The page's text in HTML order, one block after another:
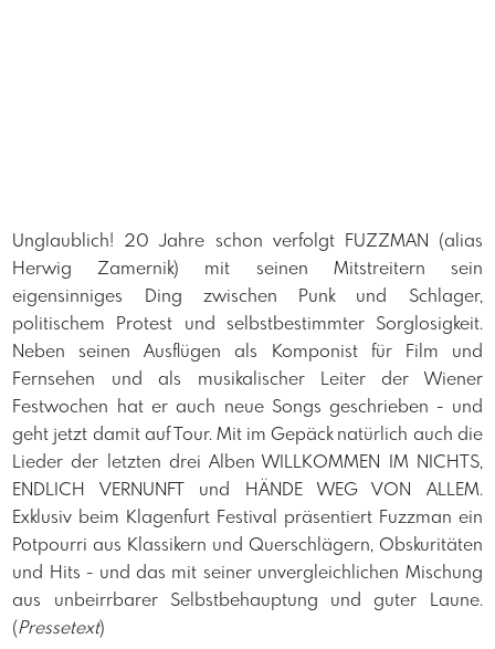
Unglaublich! 20 Jahre schon verfolgt FUZZMAN (alias
Herwig Zamernik) mit seinen Mitstreitern sein
eigensinniges Ding zwischen Punk und Schlager,
politischem Protest und selbstbestimmter Sorglosigkeit.
Neben seinen Ausflügen als Komponist für Film und
Fernsehen und als musikalischer Leiter der Wiener
Festwochen hat er auch neue Songs geschrieben - und
geht jetzt damit auf Tour. Mit im Gepäck natürlich auch die
Lieder der letzten drei Alben WILLKOMMEN IM NICHTS,
ENDLICH VERNUNFT und HÄNDE WEG VON ALLEM.
Exklusiv beim Klagenfurt Festival präsentiert Fuzzman ein
Potpourri aus Klassikern und Querschlägern, Obskuritäten
und Hits - und das mit seiner unvergleichlichen Mischung
aus unbeirrbarer Selbstbehauptung und guter Laune.
(Pressetext)